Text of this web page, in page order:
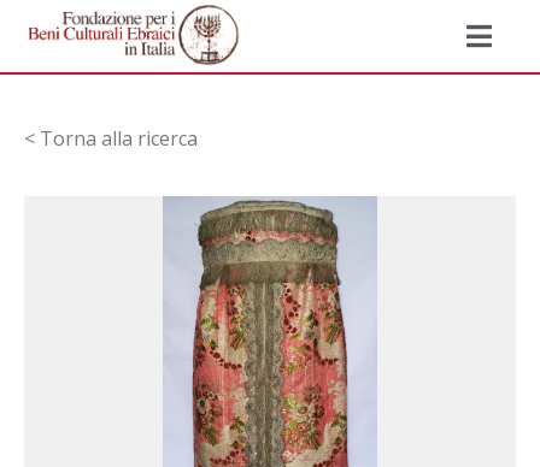
< Torna alla ricerca